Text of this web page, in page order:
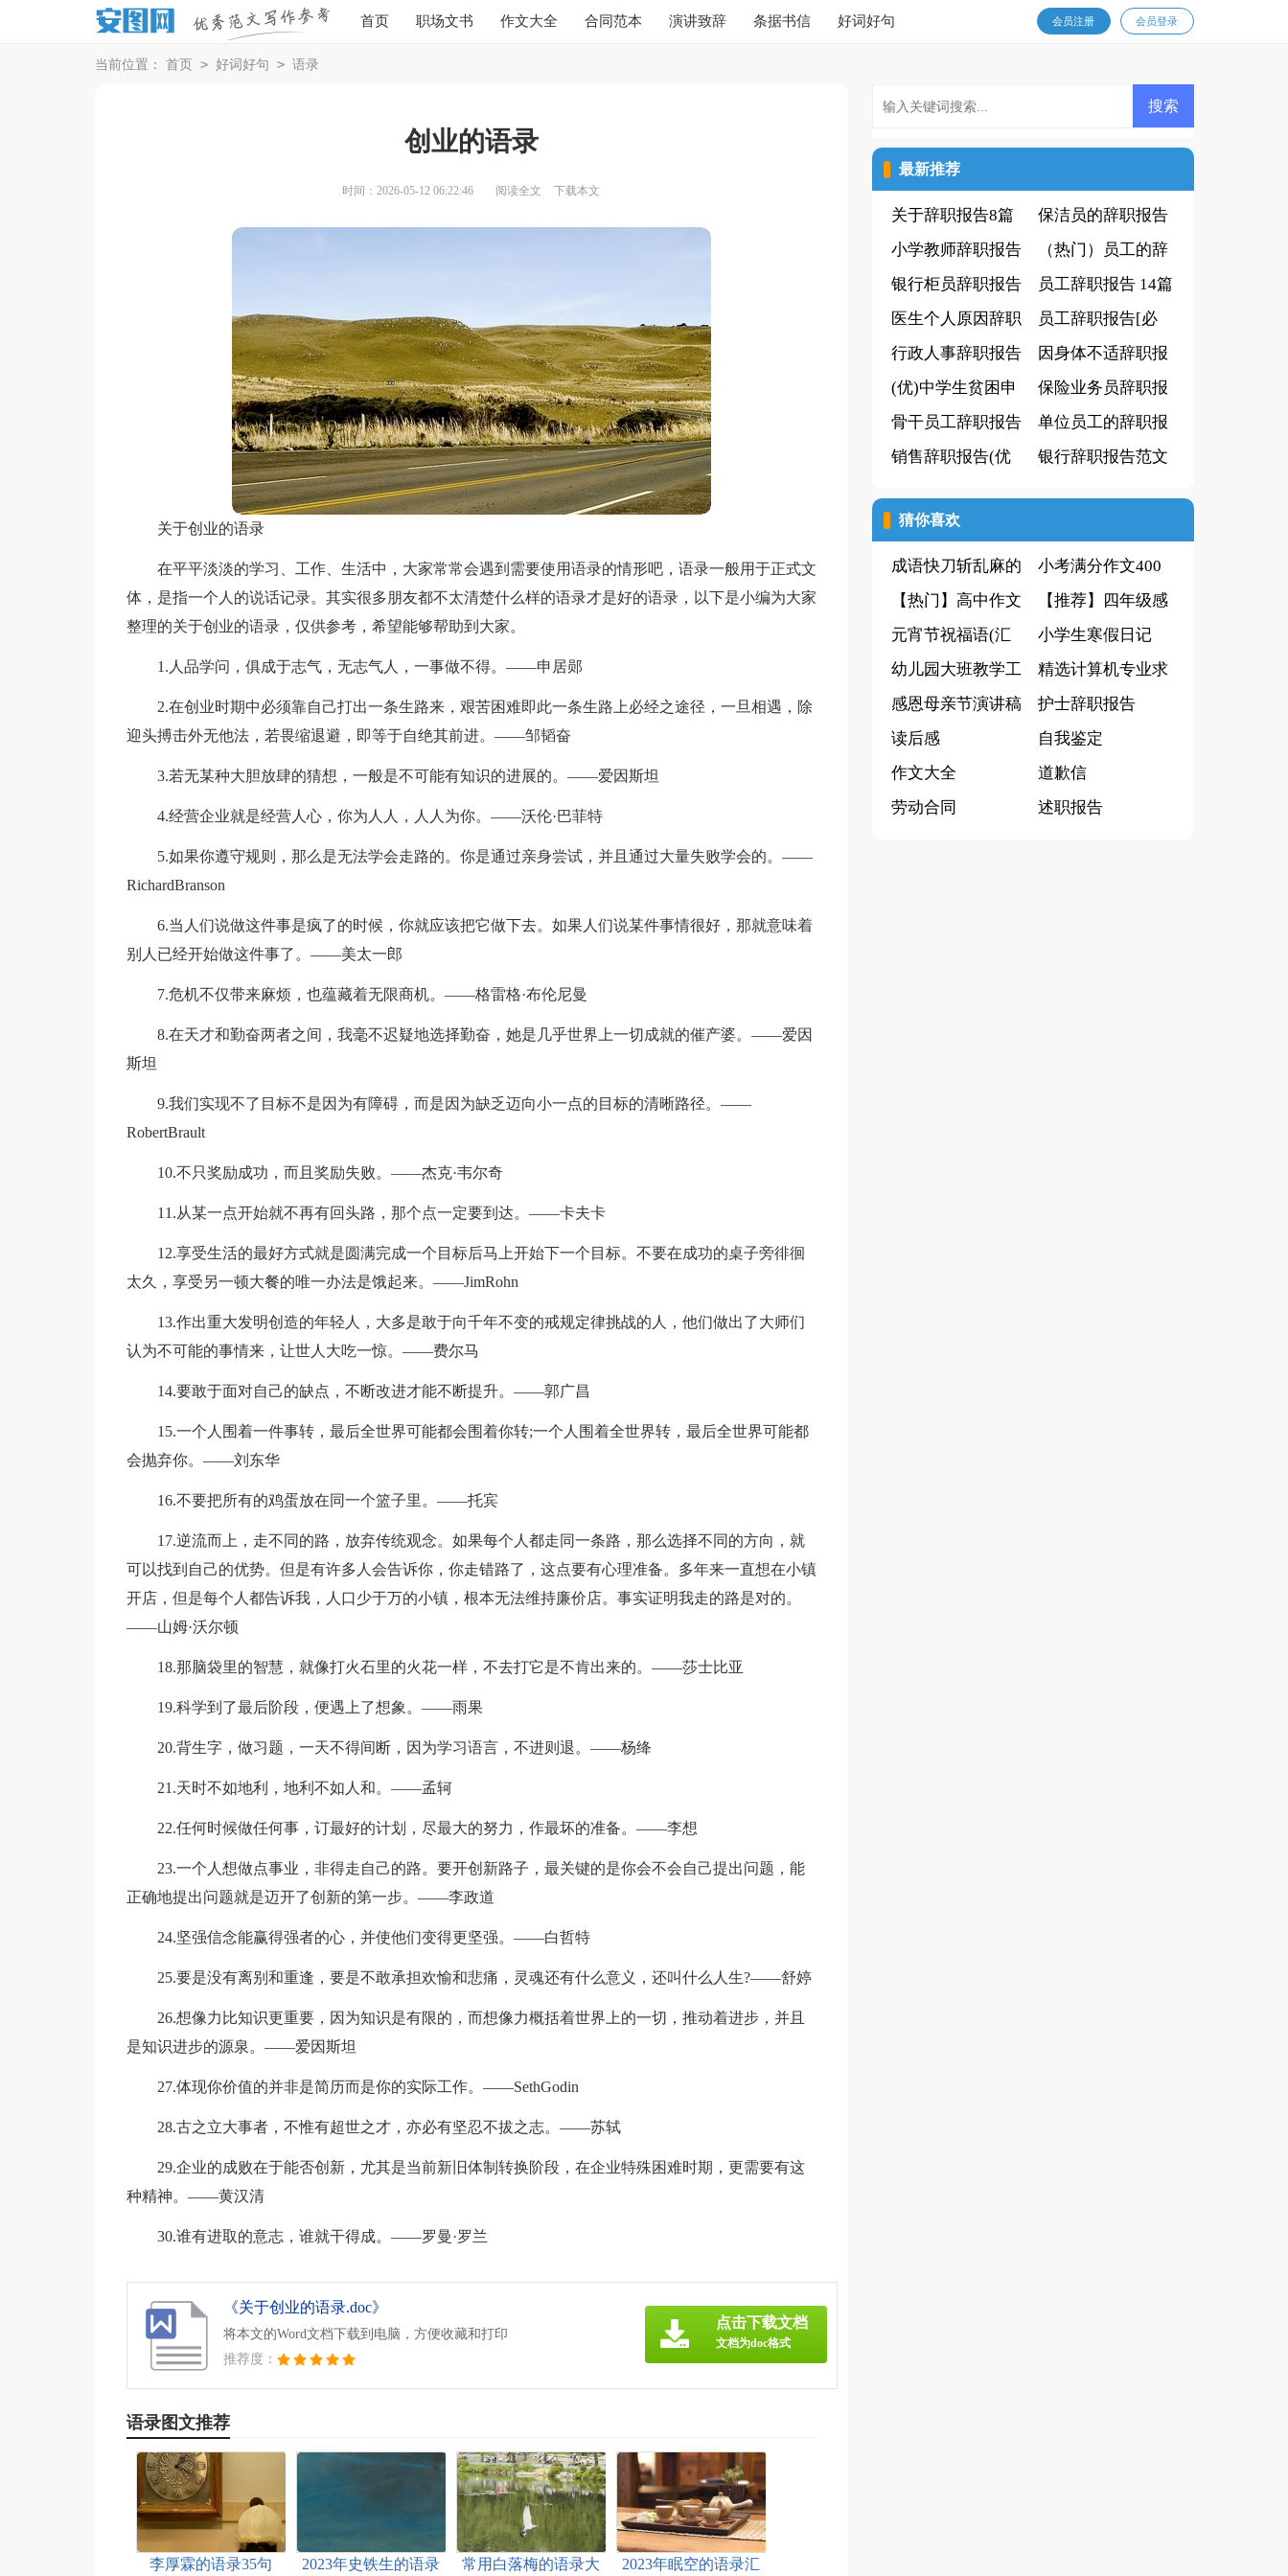
首页 职场文书 作文大全 合同范本 演讲致辞 条据书信 好词好句 会员登录
会员注册
当前位置： 首页 > 好词好句 > 语录
创业的语录
时间：2026-05-12 06:22:46 阅读全文 下载本文
关于创业的语录
在平平淡淡的学习、工作、生活中，大家常常会遇到需要使用语录的情形吧，语录一般用于正式文
体，是指一个人的说话记录。其实很多朋友都不太清楚什么样的语录才是好的语录，以下是小编为大家
整理的关于创业的语录，仅供参考，希望能够帮助到大家。
1.人品学问，俱成于志气，无志气人，一事做不得。——申居郧
2.在创业时期中必须靠自己打出一条生路来，艰苦困难即此一条生路上必经之途径，一旦相遇，除
迎头搏击外无他法，若畏缩退避，即等于自绝其前进。——邹韬奋
3.若无某种大胆放肆的猜想，一般是不可能有知识的进展的。——爱因斯坦
4.经营企业就是经营人心，你为人人，人人为你。——沃伦·巴菲特
5.如果你遵守规则，那么是无法学会走路的。你是通过亲身尝试，并且通过大量失败学会的。——
RichardBranson
6.当人们说做这件事是疯了的时候，你就应该把它做下去。如果人们说某件事情很好，那就意味着
别人已经开始做这件事了。——美太一郎
7.危机不仅带来麻烦，也蕴藏着无限商机。——格雷格·布伦尼曼
8.在天才和勤奋两者之间，我毫不迟疑地选择勤奋，她是几乎世界上一切成就的催产婆。——爱因
斯坦
9.我们实现不了目标不是因为有障碍，而是因为缺乏迈向小一点的目标的清晰路径。——
RobertBrault
10.不只奖励成功，而且奖励失败。——杰克·韦尔奇
11.从某一点开始就不再有回头路，那个点一定要到达。——卡夫卡
12.享受生活的最好方式就是圆满完成一个目标后马上开始下一个目标。不要在成功的桌子旁徘徊
太久，享受另一顿大餐的唯一办法是饿起来。——JimRohn
13.作出重大发明创造的年轻人，大多是敢于向千年不变的戒规定律挑战的人，他们做出了大师们
认为不可能的事情来，让世人大吃一惊。——费尔马
14.要敢于面对自己的缺点，不断改进才能不断提升。——郭广昌
15.一个人围着一件事转，最后全世界可能都会围着你转;一个人围着全世界转，最后全世界可能都
会抛弃你。——刘东华
16.不要把所有的鸡蛋放在同一个篮子里。——托宾
17.逆流而上，走不同的路，放弃传统观念。如果每个人都走同一条路，那么选择不同的方向，就
可以找到自己的优势。但是有许多人会告诉你，你走错路了，这点要有心理准备。多年来一直想在小镇
开店，但是每个人都告诉我，人口少于万的小镇，根本无法维持廉价店。事实证明我走的路是对的。
——山姆·沃尔顿
18.那脑袋里的智慧，就像打火石里的火花一样，不去打它是不肯出来的。——莎士比亚
19.科学到了最后阶段，便遇上了想象。——雨果
20.背生字，做习题，一天不得间断，因为学习语言，不进则退。——杨绛
21.天时不如地利，地利不如人和。——孟轲
22.任何时候做任何事，订最好的计划，尽最大的努力，作最坏的准备。——李想
23.一个人想做点事业，非得走自己的路。要开创新路子，最关键的是你会不会自己提出问题，能
正确地提出问题就是迈开了创新的第一步。——李政道
24.坚强信念能赢得强者的心，并使他们变得更坚强。——白哲特
25.要是没有离别和重逢，要是不敢承担欢愉和悲痛，灵魂还有什么意义，还叫什么人生?——舒婷
26.想像力比知识更重要，因为知识是有限的，而想像力概括着世界上的一切，推动着进步，并且
是知识进步的源泉。——爱因斯坦
27.体现你价值的并非是简历而是你的实际工作。——SethGodin
28.古之立大事者，不惟有超世之才，亦必有坚忍不拔之志。——苏轼
29.企业的成败在于能否创新，尤其是当前新旧体制转换阶段，在企业特殊困难时期，更需要有这
种精神。——黄汉清
30.谁有进取的意志，谁就干得成。——罗曼·罗兰
《关于创业的语录.doc》
将本文的Word文档下载到电脑，方便收藏和打印
推荐度：
点击下载文档
文档为doc格式
语录图文推荐
李厚霖的语录35句 2023年史铁生的语录 常用白落梅的语录大 2023年眠空的语录汇
最新推荐
关于辞职报告8篇
保洁员的辞职报告
18篇
小学教师辞职报告
(优)
（热门）员工的辞
职报告14篇
银行柜员辞职报告
(集合15篇)
员工辞职报告 14篇
医生个人原因辞职
报告范文
员工辞职报告[必
备15篇]
行政人事辞职报告
因身体不适辞职报
告
(优)中学生贫困申
请书
保险业务员辞职报
告精华【15篇】
骨干员工辞职报告
集合
单位员工的辞职报
告
销售辞职报告(优
银行辞职报告范文
猜你喜欢
成语快刀斩乱麻的
故事
小考满分作文400
字合集8篇
【热门】高中作文
集锦八篇
【推荐】四年级感
恩作文汇总5篇
元宵节祝福语(汇
编15篇)
小学生寒假日记
(合集15篇)
幼儿园大班教学工
作总结(15篇)
精选计算机专业求
职信4篇
感恩母亲节演讲稿
集合15篇
护士辞职报告
【精】
读后感
自我鉴定
作文大全
道歉信
劳动合同
述职报告